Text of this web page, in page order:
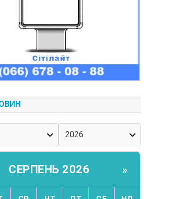
СЕРПЕНЬ 2026 »